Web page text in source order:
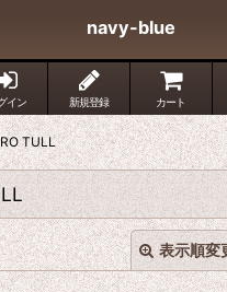
navy-blue
イン 新規登録 カート
TULL
表示順変